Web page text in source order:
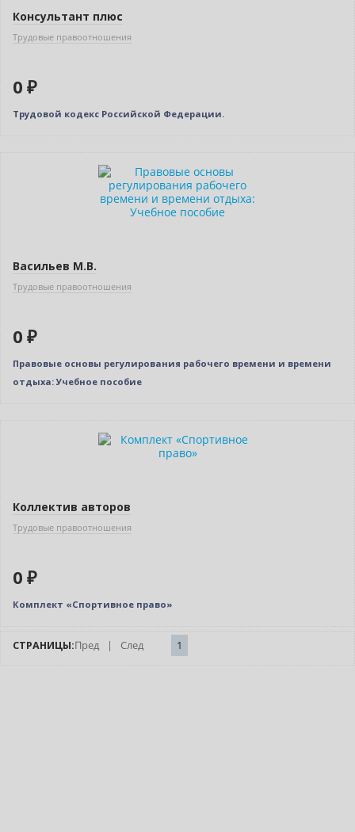
Консультант плюс
Трудовые правоотношения
0 ₽
Трудовой кодекс Российской Федерации.
Васильев М.В.
Трудовые правоотношения
0 ₽
Правовые основы регулирования рабочего времени и времени
отдыха: Учебное пособие
Коллектив авторов
Трудовые правоотношения
0 ₽
Комплект «Спортивное право»
СТРАНИЦЫ:Пред | След 1